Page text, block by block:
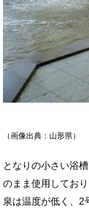
（画像出典：山形県）
となりの小さい浴
のまま使用してお
泉は温度が低く、2